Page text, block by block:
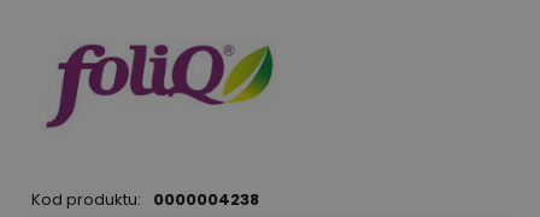
Kod produktu: 0000004238